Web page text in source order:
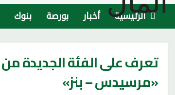
الرئيسية أخبار بورصة بنوك
«مرسيدس – بنز»